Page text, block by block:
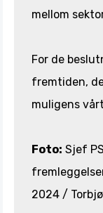
mellom
For de
fremtiden,
muligens
Foto: Sjef
2024 /